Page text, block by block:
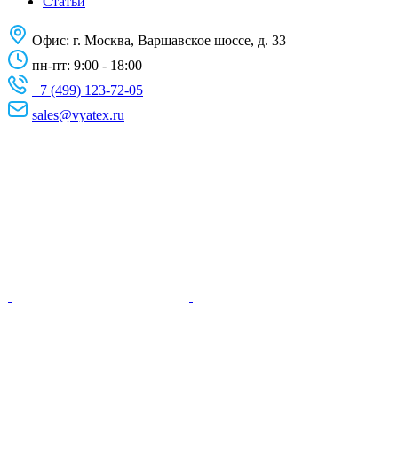
Офис: г. Москва, Варшавское шоссе, д. 33
пн-пт: 9:00 - 18:00
+7 (499) 123-72-05
sales@vyatex.ru